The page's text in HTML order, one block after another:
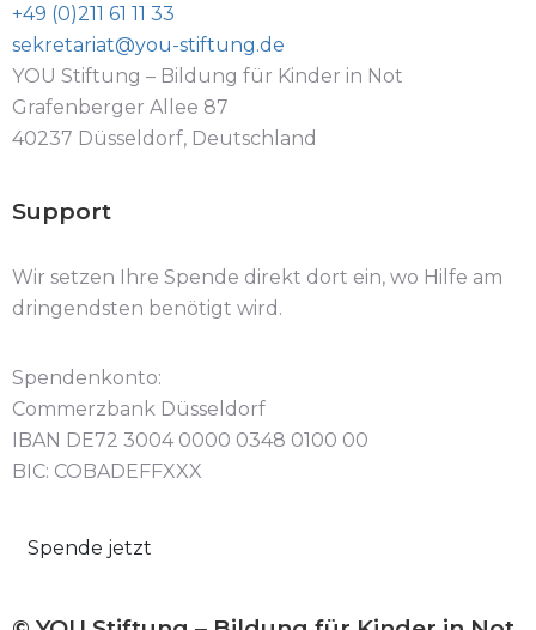
+49 (0)211 61 11 33
sekretariat@you-stiftung.de
YOU Stiftung – Bildung für Kinder in Not
Grafenberger Allee 87
40237 Düsseldorf, Deutschland
Support
Wir setzen Ihre Spende direkt dort ein, wo Hilfe am
dringendsten benötigt wird.
Spendenkonto:
Commerzbank Düsseldorf
IBAN DE72 3004 0000 0348 0100 00
BIC: COBADEFFXXX
Spende jetzt